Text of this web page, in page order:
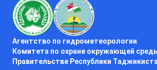
Агентство по гидрометеорологии
Комитета по охране окружающей
Правительстве Республики